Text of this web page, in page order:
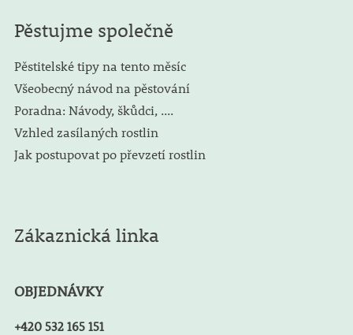
Pěstujme společně
Pěstitelské tipy na tento měsíc
Všeobecný návod na pěstování
Poradna: Návody, škůdci, ....
Vzhled zasílaných rostlin
Jak postupovat po převzetí rostlin
Zákaznická linka
OBJEDNÁVKY
+420 532 165 151